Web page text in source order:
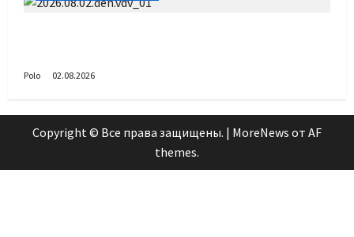
Polo 02.08.2026
Copyright © Все права защищены. | MoreNews от AF
themes.